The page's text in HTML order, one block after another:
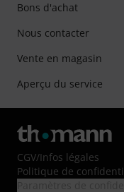
Bons d'achat
Nous contacter
Vente en magasin
Aperçu du service
CGV/Infos légales
Politique de